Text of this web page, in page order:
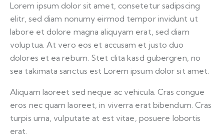
Lorem ipsum dolor sit amet, consetetur sadipscing
elitr, sed diam nonumy eirmod tempor invidunt ut
labore et dolore magna aliquyam erat, sed diam
voluptua. At vero eos et accusam et justo duo
dolores et ea rebum. Stet clita kasd gubergren, no
sea takimata sanctus est Lorem ipsum dolor sit amet.
Aliquam laoreet sed neque ac vehicula. Cras congue
eros nec quam laoreet, in viverra erat bibendum. Cras
turpis urna, vulputate at est vitae, posuere lobortis
erat.